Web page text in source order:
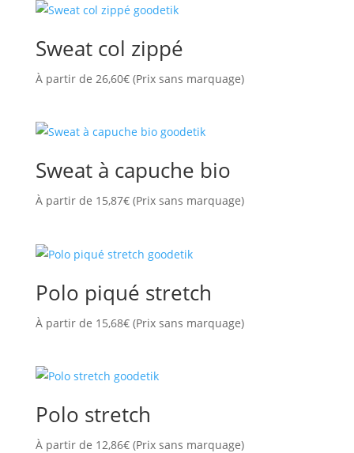
Sweat col zippé
À partir de 26,60€(Prix sans marquage)
Sweat à capuche bio
À partir de 15,87€(Prix sans marquage)
Polo piqué stretch
À partir de 15,68€(Prix sans marquage)
Polo stretch
À partir de 12,86€(Prix sans marquage)